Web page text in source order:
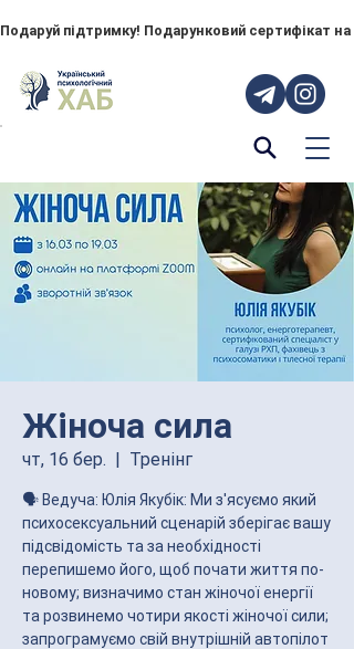
Подаруй підтримку! Подарунковий сертифікат
Жіноча сила
чт, 16 бер.
  |
Тренінг
🗣 Ведуча: Юлія Якубік: Ми з'ясуємо який
психосексуальний сценарій зберігає вашу
підсвідомість та за необхідності
перепишемо його, щоб почати життя по-
новому; визначимо стан жіночої енергії
та розвинемо чотири якості жіночої сили;
запрограмуємо свій внутрішній автопілот